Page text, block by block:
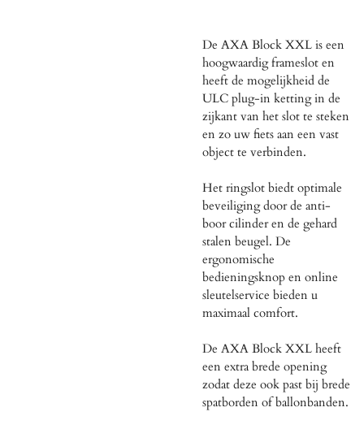
De AXA Block XXL is een
hoogwaardig frameslot en
heeft de mogelijkheid de
ULC plug-in ketting in de
zijkant van het slot te steken
en zo uw fiets aan een vast
object te verbinden.
Het ringslot biedt optimale
beveiliging door de anti-
boor cilinder en de gehard
stalen beugel. De
ergonomische
bedieningsknop en online
sleutelservice bieden u
maximaal comfort.
De AXA Block XXL heeft
een extra brede opening
zodat deze ook past bij brede
spatborden of ballonbanden.